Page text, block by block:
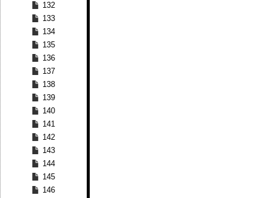
132
133
134
135
136
137
138
139
140
141
142
143
144
145
146